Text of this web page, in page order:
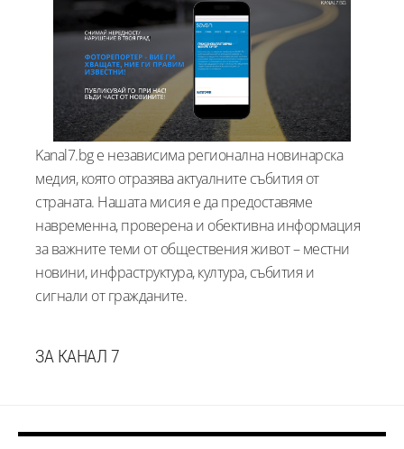
Kanal7.bg е независима регионална новинарска
медия, която отразява актуалните събития от
страната. Нашата мисия е да предоставяме
навременна, проверена и обективна информация
за важните теми от обществения живот – местни
новини, инфраструктура, култура, събития и
сигнали от гражданите.
ЗА КАНАЛ 7